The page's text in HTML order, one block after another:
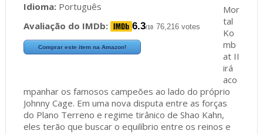
Idioma:Português
Avaliação do IMDb:
6.3/10 76,216 votes
Comprar este item na Amazon!
Mor
tal
Ko
mb
at II
irá
aco
mpanhar os famosos campeões ao lado do próprio
Johnny Cage. Em uma nova disputa entre as forças
do Plano Terreno e regime tirânico de Shao Kahn,
eles terão que buscar o equilíbrio entre os reinos e